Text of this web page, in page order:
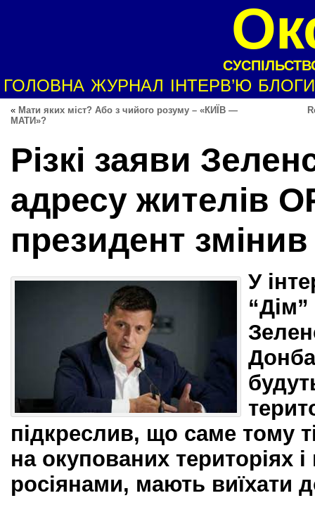
ГОЛОВНА ЖУРНАЛ ІНТЕРВ’Ю БЛОГИ
« Мати яких міст? Або з чийого розуму – «КИЇВ —
МАТИ»?
Різкі заяви
адресу жителів
президент
У
підкреслив, що саме тому
на окупованих територіях
росіянами, мають виїхати